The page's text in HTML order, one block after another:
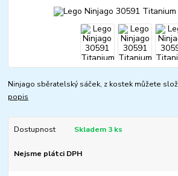
Ninjago sběratelský sáček, z kostek můžete
popis
Dostupnost Skladem 3 ks
Nejsme plátci DPH